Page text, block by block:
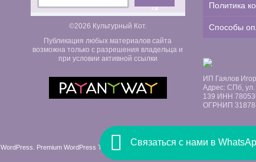
Связаться с нами в
ся
©2026 Культурный Кот.
Публикация любых материалов сайта
возможна только с разрешения владельца и
при условии активной ссылки
Политика
Способы
ИП Гаялов
Адрес: СПб, ул.
139 ИНН
ОГРНИП
WordPress Premium WordPress Themes by Swift Ideas